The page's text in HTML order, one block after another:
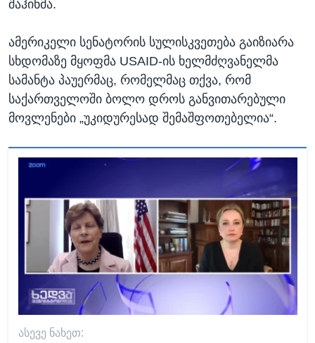
შაჰინმა.
ამერიკელი სენატორის სულისკვეთება გაიზიარა
სხდომაზე მყოფმა USAID-ის ხელმძღვანელმა
სამანტა პაუერმაც, რომელმაც თქვა, რომ
საქართველოში ბოლო დროს განვითარებული
მოვლენები „უკიდურესად შემაშფოთებელია“.
ᲐᲡᲔᲕᲔ ᲜᲐᲮᲔᲗ: